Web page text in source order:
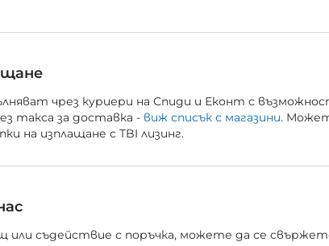
чрез куриери на Спиди и Еконт с
такса за доставка - виж списък с магазини.
на изплащане с TBI лизинг.
съдействие с поръчка, можете да се